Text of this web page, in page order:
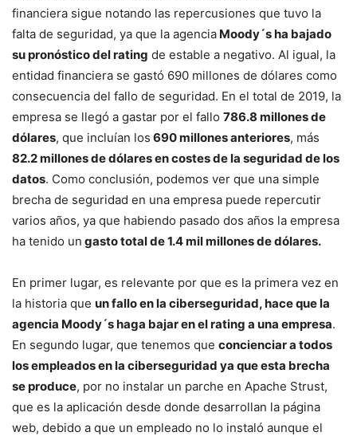
financiera sigue notando las repercusiones que tuvo la
falta de seguridad, ya que la agencia Moody´s ha bajado
su pronóstico del rating de estable a negativo. Al igual, la
entidad financiera se gastó 690 millones de dólares como
consecuencia del fallo de seguridad. En el total de 2019, la
empresa se llegó a gastar por el fallo 786.8 millones de
dólares, que incluían los 690 millones anteriores, más
82.2 millones de dólares en costes de la seguridad de los
datos. Como conclusión, podemos ver que una simple
brecha de seguridad en una empresa puede repercutir
varios años, ya que habiendo pasado dos años la empresa
ha tenido un gasto total de 1.4 mil millones de dólares.
En primer lugar, es relevante por que es la primera vez en
la historia que un fallo en la ciberseguridad, hace que la
agencia Moody´s haga bajar en el rating a una empresa.
En segundo lugar, que tenemos que concienciar a todos
los empleados en la ciberseguridad ya que esta brecha
se produce, por no instalar un parche en Apache Strust,
que es la aplicación desde donde desarrollan la página
web, debido a que un empleado no lo instaló aunque el